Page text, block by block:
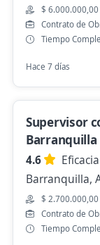
Coordinador
Importante
Barranquilla,
Hace 21 horas
Asesor
4,3
EFI
Barranquilla,
$ 1.750.905,00
Hace 22 horas
$
Contrato de
Tiempo
Hace 7 días
Supervisor
Barranquilla
4.6
Eficacia
Barranquilla,
$
Contrato de
Tiempo